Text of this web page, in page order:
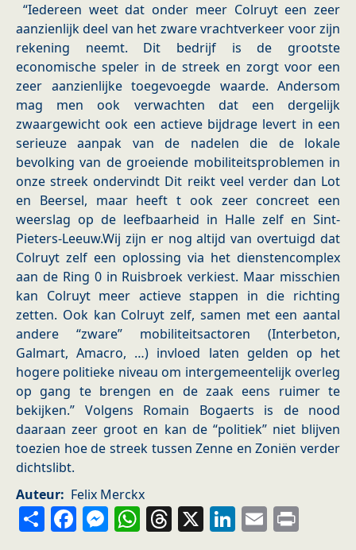
“Iedereen weet dat onder meer Colruyt een zeer
aanzienlijk deel van het zware vrachtverkeer voor zijn
rekening neemt. Dit bedrijf is de grootste
economische speler in de streek en zorgt voor een
zeer aanzienlijke toegevoegde waarde. Andersom
mag men ook verwachten dat een dergelijk
zwaargewicht ook een actieve bijdrage levert in een
serieuze aanpak van de nadelen die de lokale
bevolking van de groeiende mobiliteitsproblemen in
onze streek ondervindt Dit reikt veel verder dan Lot
en Beersel, maar heeft t ook zeer concreet een
weerslag op de leefbaarheid in Halle zelf en Sint-
Pieters-Leeuw.Wij zijn er nog altijd van overtuigd dat
Colruyt zelf een oplossing via het dienstencomplex
aan de Ring 0 in Ruisbroek verkiest. Maar misschien
kan Colruyt meer actieve stappen in die richting
zetten. Ook kan Colruyt zelf, samen met een aantal
andere “zware” mobiliteitsactoren (Interbeton,
Galmart, Amacro, …) invloed laten gelden op het
hogere politieke niveau om intergemeentelijk overleg
op gang te brengen en de zaak eens ruimer te
bekijken.” Volgens Romain Bogaerts is de nood
daaraan zeer groot en kan de “politiek” niet blijven
toezien hoe de streek tussen Zenne en Zoniën verder
dichtslibt.
Auteur
Felix Merckx
ShareFacebook
Messenger
WhatsApp
Threads
X LinkedIn
Email